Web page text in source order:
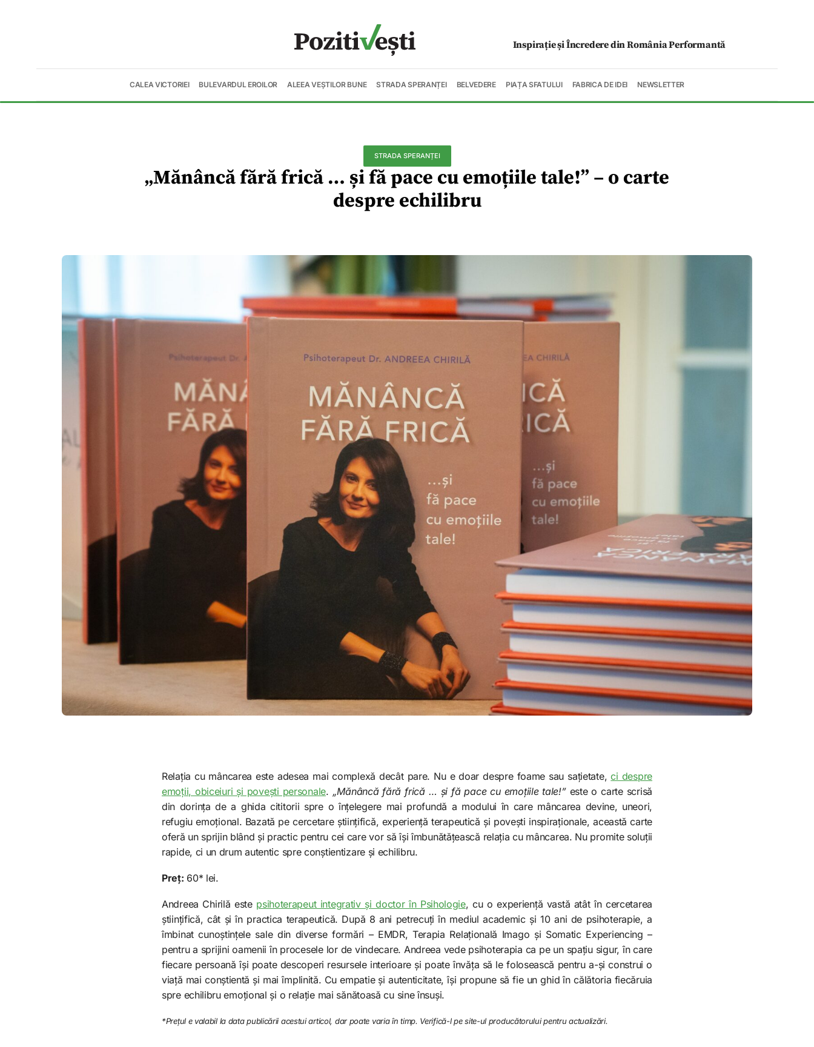
Inspirație și Încredere din România Performantă
CALEA VICTORIEI BULEVARDUL EROILOR ALEEA VEȘTILOR BUNE STRADA SPERANȚEI BELVEDERE PIAȚA SFATULUI FABRICA DE IDEI NEWSLETTER
STRADA SPERANȚEI
„Mănâncă fără frică … și fă pace cu emoțiile tale!” – o carte
despre echilibru
Relația cu mâncarea este adesea mai complexă decât pare. Nu e doar despre foame sau sațietate,ci despre
emoții, obiceiuri și povești personale. „Mănâncă fără frică … și fă pace cu emoțiile tale!”este o carte scrisă
din dorința de a ghida cititorii spre o înțelegere mai profundă a modului în care mâncarea devine, uneori,
refugiu emoțional. Bazată pe cercetare științifică, experiență terapeutică și povești inspiraționale, această carte
oferă un sprijin blând și practic pentru cei care vor să își îmbunătățească relația cu mâncarea. Nu promite soluții
rapide, ci un drum autentic spre conștientizare și echilibru.
Preț: 60* lei.
Andreea Chirilă este psihoterapeut integrativ și doctor în Psihologie, cu o experiență vastă atât în cercetarea
științifică, cât și în practica terapeutică. După 8 ani petrecuți în mediul academic și 10 ani de psihoterapie, a
îmbinat cunoștințele sale din diverse formări – EMDR, Terapia Relațională Imago și Somatic Experiencing –
pentru a sprijini oamenii în procesele lor de vindecare. Andreea vede psihoterapia ca pe un spațiu sigur, în care
fiecare persoană își poate descoperi resursele interioare și poate învăța să le folosească pentru a-și construi o
viață mai conștientă și mai împlinită. Cu empatie și autenticitate, își propune să fie un ghid în călătoria fiecăruia
spre echilibru emoțional și o relație mai sănătoasă cu sine însuși.
*Prețul e valabil la data publicării acestui articol, dar poate varia în timp. Verifică-l pe site-ul producătorului pentru actualizări.